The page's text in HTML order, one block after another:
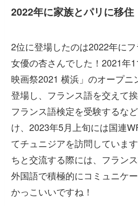
2022年に家族とパリに移住
2位に登場したのは2022年に
女優の杏さんでした！2021年
映画祭2021 横浜」のオープニ
登場し、フランス語を交えて
フランス語検定を受験するな
け、2023年5月上旬には国連
てチュニジアを訪問していま
ちと交流する際には、フラン
外国語で積極的にコミュニケ
かっこいいですね！